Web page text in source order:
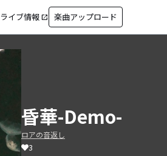
ライブ情報 open_in_new 楽曲アップロード
昏華-Demo-
ロアの音返し
3